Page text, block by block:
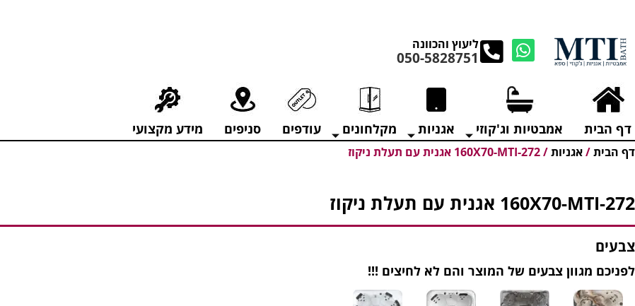
ליעוץ והכוונה
050-5828751
דף הבית אמבטיות וג'קוזי אגניות מקלחונים עודפים סניפים מידע מקצועי
דף הבית/אגניות/160X70-MTI-272 אגנית עם תעלת ניקוז
160X70-MTI-272 אגנית עם תעלת ניקוז
צבעים
לפניכם מגוון צבעים של המוצר והם לא לחיצים !!!